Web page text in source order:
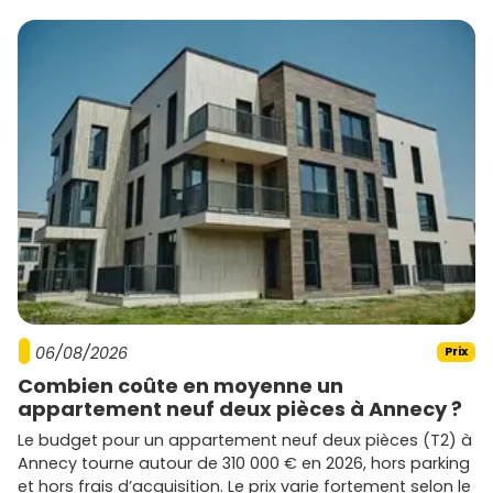
06/08/2026 Prix
Combien coûte en moyenne un
appartement neuf deux pièces à Annecy ?
Le budget pour un appartement neuf deux pièces (T2) à
Annecy tourne autour de 310 000 € en 2026, hors parking
et hors frais d’acquisition. Le prix varie fortement selon le